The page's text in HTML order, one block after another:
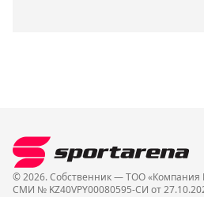
© 2026. Собственник — ТОО «Компания
СМИ № KZ40VPY00080595-СИ от